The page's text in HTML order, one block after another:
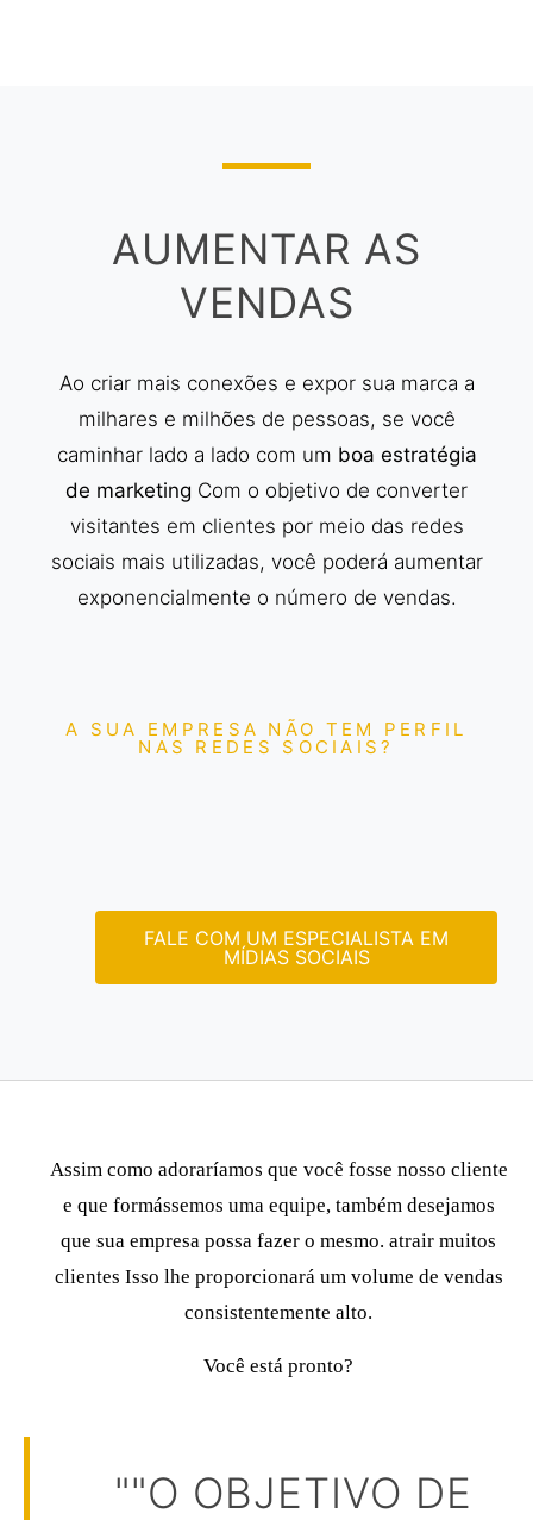
AUMENTAR AS
VENDAS
Ao criar mais conexões e expor sua marca a
milhares e milhões de pessoas, se você
caminhar lado a lado com um boa estratégia
de marketing Com o objetivo de converter
visitantes em clientes por meio das redes
sociais mais utilizadas, você poderá aumentar
exponencialmente o número de vendas.
A SUA EMPRESA NÃO TEM PERFIL
NAS REDES SOCIAIS?
FALE COM UM ESPECIALISTA EM
MÍDIAS SOCIAIS
Assim como adoraríamos que você fosse nosso cliente
e que formássemos uma equipe, também desejamos
que sua empresa possa fazer o mesmo. atrair muitos
clientes Isso lhe proporcionará um volume de vendas
consistentemente alto.
Você está pronto?
""O OBJETIVO DE